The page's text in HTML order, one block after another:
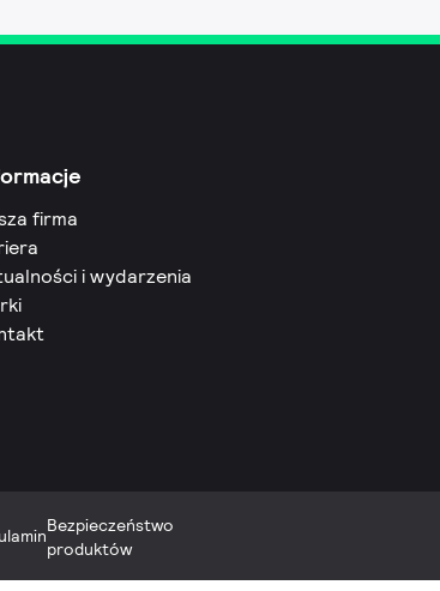
firma
i wydarzenia
Bezpieczeństwo
produktów